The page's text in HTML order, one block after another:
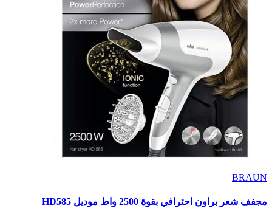
BRAUN
مجفف شعر براون احترافي بقوة 2500 واط موديل HD585